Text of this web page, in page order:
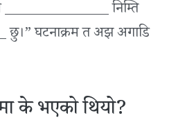
निम्ति
छु।” घटनाक्रम त अझ अगाडि
के भएको थियो?